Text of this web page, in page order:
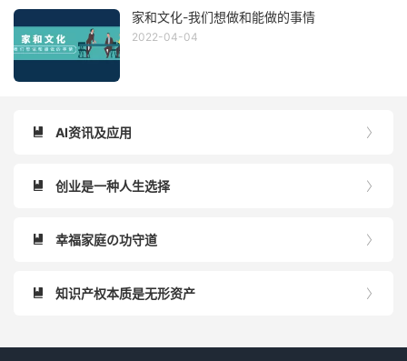
家和文化-我们想做和能做的事情
2022-04-04

 AI资讯及应用

 创业是一种人生选择

 幸福家庭の功守道

 知识产权本质是无形资产